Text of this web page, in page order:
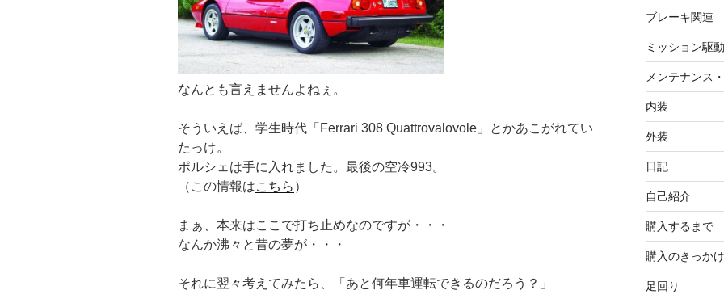
なんとも言えませんよねぇ。
そういえば、学生時代「Ferrari 308 Quattrovalovole」とかあこがれてい
たっけ。
ポルシェは手に入れました。最後の空冷993。
（この情報はこちら ）
まぁ、本来はここで打ち止めなのですが・・・
なんか沸々と昔の夢が・・・
それに翌々考えてみたら、「あと何年車運転できるのだろう？」
ブレーキ関連
ミッション駆
メンテナンス
内装
外装
日記
自己紹介
購入するまで
購入のきっかけ
足回り